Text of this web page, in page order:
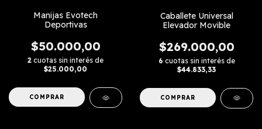
Manijas Evotech
Deportivas
$50.000,00
2 cuotas sin interés de
$25.000,00
COMPRAR
Caballete Universal
Elevador Movible
$269.000,00
6 cuotas sin interés de
$44.833,33
COMPRAR